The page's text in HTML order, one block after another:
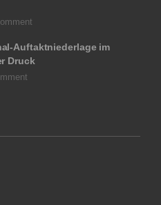
Auftaktniederlage im
Druck